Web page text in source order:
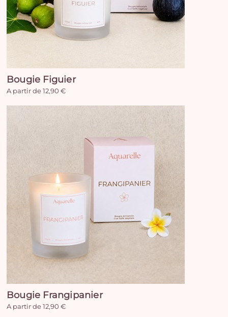
Bougie Figuier
A partir de 12,90 €
Bougie Frangipanier
A partir de 12,90 €